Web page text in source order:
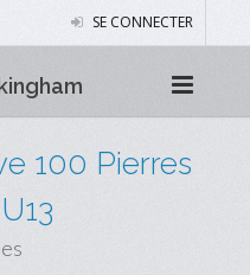
SE CONNECTER
100 Pierres